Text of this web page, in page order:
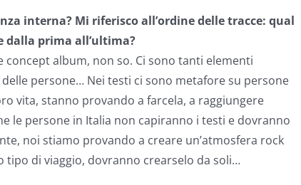
interna? Mi riferisco all’ordine delle tracce: qual
dalla prima all’ultima?
album, non so. Ci sono tanti elementi
persone… Nei testi ci sono metafore su persone
vita, stanno provando a farcela, a raggiungere
le persone in Italia non capiranno i testi e dovranno
noi stiamo provando a creare un’atmosfera rock
tipo di viaggio, dovranno crearselo da soli…